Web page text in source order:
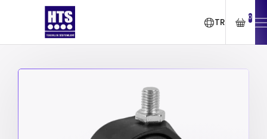
TR 0